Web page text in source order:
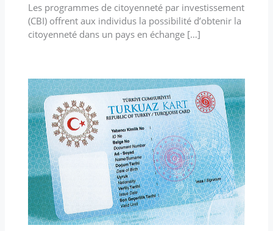
Les programmes de citoyenneté par investissement
(CBI) offrent aux individus la possibilité d’obtenir la
citoyenneté dans un pays en échange […]